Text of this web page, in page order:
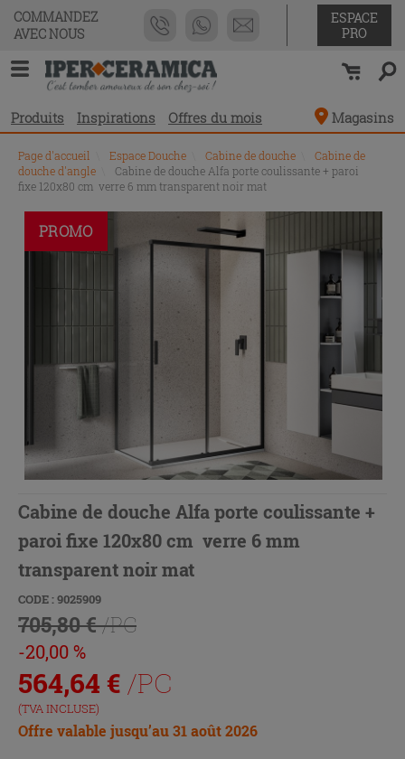
COMMANDEZ
AVEC NOUS
ESPACE
PRO
Produits Inspirations Offres du mois Magasins
Page d'accueil Espace Douche Cabine de douche
Cabine de
douche d'angle
Cabine de douche Alfa porte coulissante + paroi
fixe 120x80 cm verre 6 mm transparent noir mat
PROMO
Cabine de douche Alfa porte coulissante +
paroi fixe 120x80 cm verre 6 mm
transparent noir mat
CODE : 9025909
705,80 €/PC
-20,00 %
564,64 € /PC
(TVA INCLUSE)
Offre valable jusqu’au 31 août 2026